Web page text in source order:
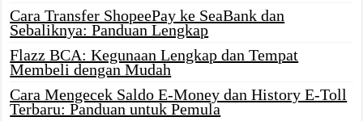
Cara Transfer ShopeePay ke SeaBank dan
Sebaliknya: Panduan Lengkap
Flazz BCA: Kegunaan Lengkap dan Tempat
Membeli dengan Mudah
Cara Mengecek Saldo E-Money dan History E-Toll
Terbaru: Panduan untuk Pemula